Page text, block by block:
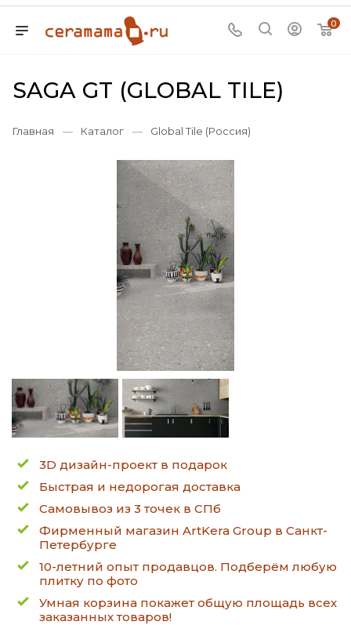
0
SAGA GT (GLOBAL TILE)
Главная — Каталог — Global Tile (Россия)
3D дизайн-проект в подарок
Быстрая и недорогая доставка
Самовывоз из 3 точек в СПб
Фирменный магазин ArtKera Group в Санкт-
Петербурге
10-летний опыт продавцов. Подберём любую
плитку по фото
Умная корзина покажет общую площадь всех
заказанных товаров!